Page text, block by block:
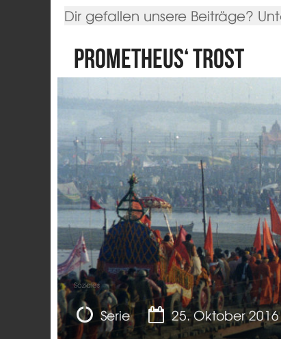
Dir gefallen unsere Beiträge?
Prometheus‘ Trost
Soziales
Serie 25. Oktober 2016